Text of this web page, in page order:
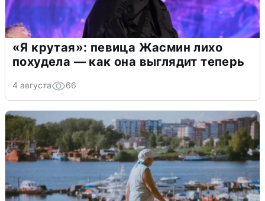
«Я крутая»: певица Жасмин лихо
похудела — как она выглядит теперь
4 августа 66